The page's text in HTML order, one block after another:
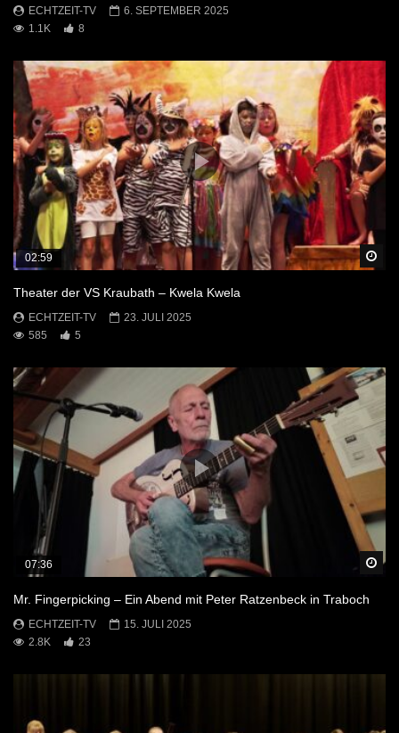
ECHTZEIT-TV
6. SEPTEMBER 2025
1.1K
8
02:59
Theater der VS Kraubath – Kwela Kwela
ECHTZEIT-TV
23. JULI 2025
585
5
07:36
Mr. Fingerpicking – Ein Abend mit Peter Ratzenbeck in Traboch
ECHTZEIT-TV
15. JULI 2025
2.8K
23